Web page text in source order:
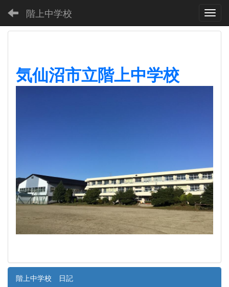
階上中学校
気仙沼市立階上中学校
階上中学校 日記